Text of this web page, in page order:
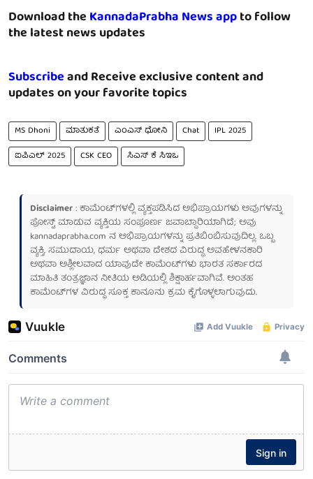
Download theKannadaPrabha News appto follow
the latest news updates
Subscribeand Receive exclusive content and
updates on your favorite topics
MS Dhoni ಮಾತುಕತೆ ಎಂಎಸ್ ಧೋನಿ Chat
IPL 2025
ಐಪಿಎಲ್ 2025
CSK CEO ಸಿಎಸ್ ಕೆ ಸಿಇಒ
Disclaimer: ಕಾಮೆಂಟ್‌ಗಳಲ್ಲಿ ವ್ಯಕ್ತಪಡಿಸಿದ ಅಭಿಪ್ರಾಯಗಳು ಅವುಗಳನ್ನು
ಪೋಸ್ಟ್ ಮಾಡುವ ವ್ಯಕ್ತಿಯ ಸಂಪೂರ್ಣ ಜವಾಬ್ದಾರಿಯಾಗಿದೆ; ಅವು
kannadaprabha.com ನ ಅಭಿಪ್ರಾಯಗಳನ್ನು ಪ್ರತಿಬಿಂಬಿಸುವುದಿಲ್ಲ. ಒಬ್ಬ
ವ್ಯಕ್ತಿ, ಸಮುದಾಯ, ಧರ್ಮ ಅಥವಾ ದೇಶದ ವಿರುದ್ಧ ಅವಹೇಳನಕಾರಿ
ಅಥವಾ ಅಶ್ಲೀಲವಾದ ಯಾವುದೇ ಕಾಮೆಂಟ್‌ಗಳು ಭಾರತ ಸರ್ಕಾರದ
ಮಾಹಿತಿ ತಂತ್ರಜ್ಞಾನ ನೀತಿಯ ಅಡಿಯಲ್ಲಿ ಶಿಕ್ಷಾರ್ಹವಾಗಿವೆ. ಅಂತಹ
ಕಾಮೆಂಟ್‌ಗಳ ವಿರುದ್ಧ ಸೂಕ್ತ ಕಾನೂನು ಕ್ರಮ ಕೈಗೊಳ್ಳಲಾಗುವುದು.